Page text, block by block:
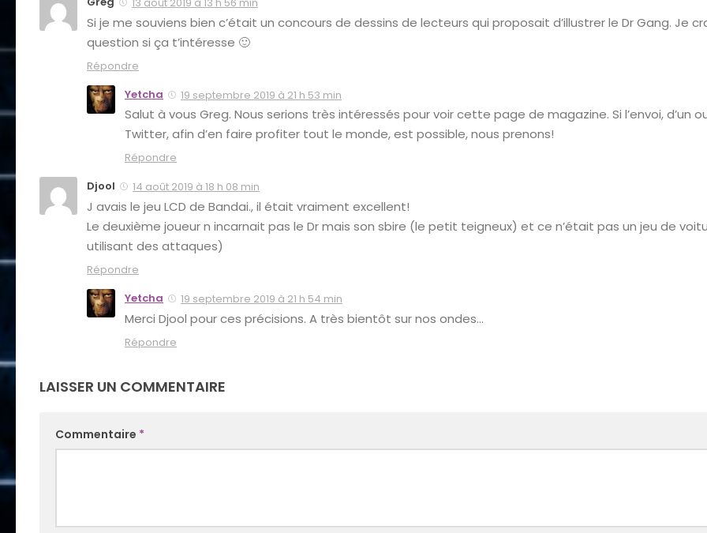
Si je me souviens bien c’était un concours de dessins de lecteurs qui proposait d’illustrer le Dr Gang. Je
question si ça t’intéresse 🙂
Répondre
Yetcha
19 septembre 2019 à 21 h 53 min
Salut à vous Greg. Nous serions très intéressés pour voir cette page de magazine. Si l’envoi, d’un
Twitter, afin d’en faire profiter tout le monde, est possible, nous prenons!
Répondre
Djool
14 août 2019 à 18 h 08 min
J avais le jeu LCD de Bandai., il était vraiment excellent!
Le deuxième joueur n incarnait pas le Dr mais son sbire (le petit teigneux) et ce n’était pas un jeu de
utilisant des attaques)
Répondre
Yetcha
19 septembre 2019 à 21 h 54 min
Merci Djool pour ces précisions. A très bientôt sur nos ondes…
Répondre
LAISSER UN COMMENTAIRE
Commentaire *